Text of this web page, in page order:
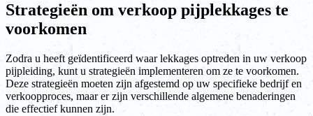
Strategieën om verkoop pijplekkages te
voorkomen
Zodra u heeft geïdentificeerd waar lekkages optreden in uw verkoop
pijpleiding, kunt u strategieën implementeren om ze te voorkomen.
Deze strategieën moeten zijn afgestemd op uw specifieke bedrijf en
verkoopproces, maar er zijn verschillende algemene benaderingen
die effectief kunnen zijn.